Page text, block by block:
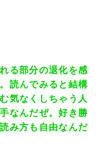
る部分の退化を感
読んでみると結構
気なくしちゃう人
なんだぜ。好き勝
み方も自由なんだ